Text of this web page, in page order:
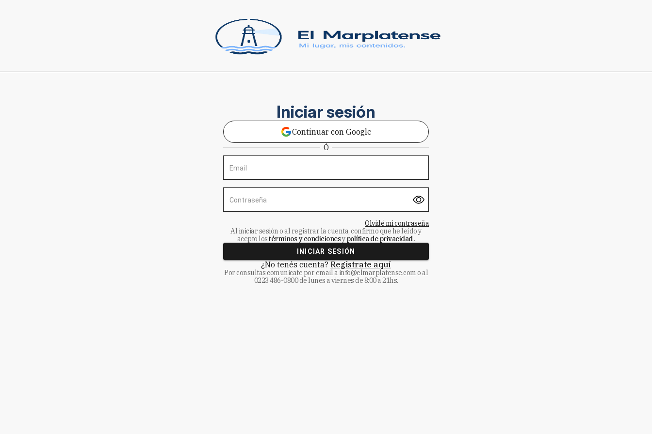
Iniciar sesión
Continuar con Google
Ó
Email
Contraseña
Olvidé mi contraseña
Al iniciar sesión o al registrar la cuenta, confirmo que he leído y
acepto lostérminos y condicionesypolítica de privacidad.
INICIAR SESIÓN
¿No tenés cuenta? Registrate aquí
Por consultas comunicate por email a info@elmarplatense.como al
0223 486-0800de lunes a viernes de 8:00 a 21hs.